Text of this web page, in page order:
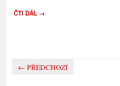
ČTI DÁL →
← PŘEDCHOZÍ